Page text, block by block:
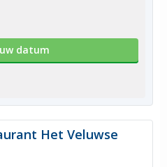
datum
Het Veluwse